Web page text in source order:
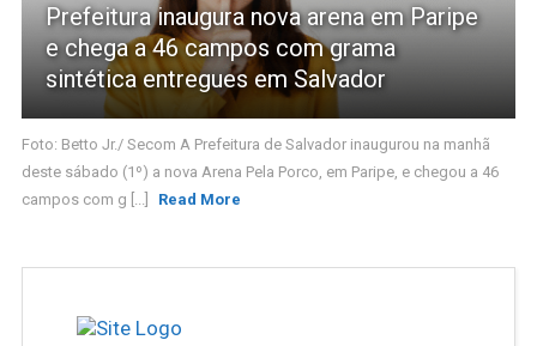
Prefeitura inaugura nova arena em Paripe
e chega a 46 campos com grama
sintética entregues em Salvador
Foto: Betto Jr./ Secom A Prefeitura de Salvador inaugurou na manhã
deste sábado (1º) a nova Arena Pela Porco, em Paripe, e chegou a 46
campos com g [...]
Read More